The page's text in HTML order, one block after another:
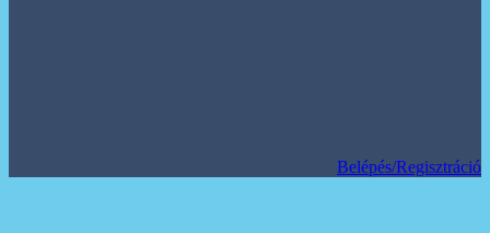
Belépés/Regisztráció